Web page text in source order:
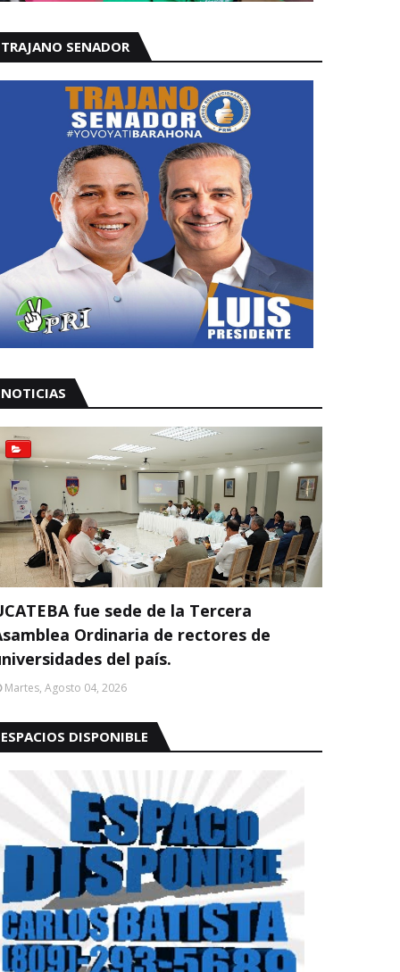
TRAJANO SENADOR
NOTICIAS
fue sede de la Tercera
Ordinaria de rectores de
del país.
Martes, Agosto 04, 2026
ESPACIOS DISPONIBLE